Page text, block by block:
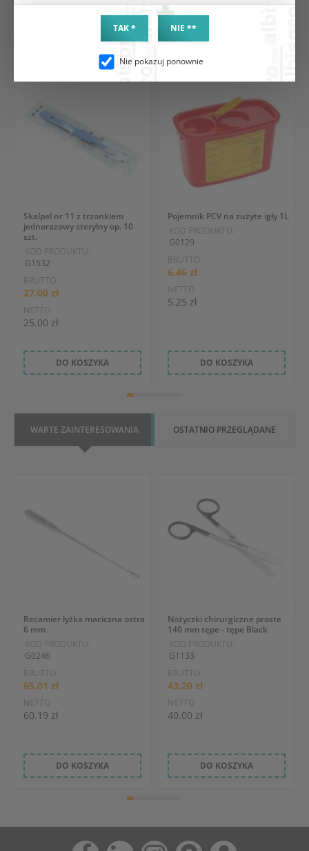
TAK * NIE **
Nie pokazuj ponownie
PRODUKTY POWIĄZANE
Skalpel nr 11 z trzonkiem
jednorazowy sterylny op. 10
szt.
KOD PRODUKTU:
G1532
BRUTTO
27.00 zł
NETTO
25.00 zł
DO KOSZYKA
Pojemnik PCV na zużyte igły 1L
KOD PRODUKTU:
G0129
BRUTTO
6.46 zł
NETTO
5.25 zł
DO KOSZYKA
WARTE ZAINTERESOWANIA OSTATNIO PRZEGLĄDANE
Recamier łyżka maciczna ostra
6 mm
KOD PRODUKTU:
G0246
BRUTTO
65.01 zł
NETTO
60.19 zł
DO KOSZYKA
Nożyczki chirurgiczne proste
140 mm tępe - tępe Black
KOD PRODUKTU:
G1133
BRUTTO
43.20 zł
NETTO
40.00 zł
DO KOSZYKA